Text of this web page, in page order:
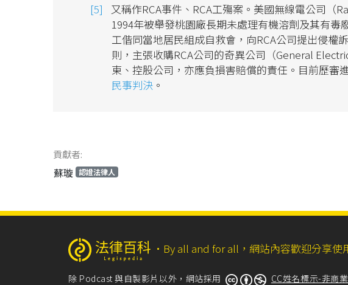
又稱作RCA事件、RCA工殤案。美國無線電公司（
1994年被舉發桃園廠長期未處理有機溶劑及其有
工偕同當地居民組成自救會，向RCA公司提出侵權
則，主張收購RCA公司的奇異公司（General
東、控股公司，亦應負損害賠償的責任。目前歷審
民事判決 。
貢獻者:
蘇璇 認證法律人
‧ By all and for all，網站內容歡迎分享使
除 Podcast 與自製影片以外，網站採用 CC姓名標示-非商